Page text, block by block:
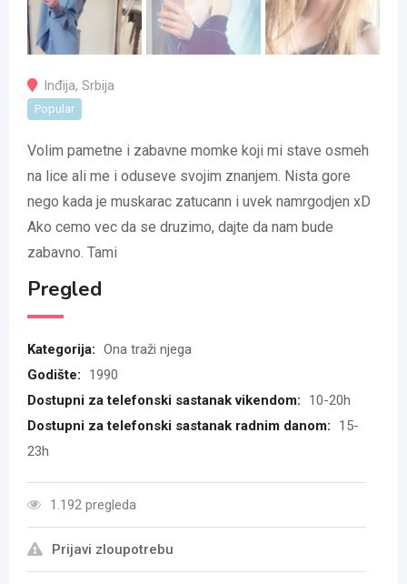
Inđija, Srbija
Popular
Volim pametne i zabavne momke koji mi stave osmeh
na lice ali me i oduseve svojim znanjem. Nista gore
nego kada je muskarac zatucann i uvek namrgodjen xD
Ako cemo vec da se druzimo, dajte da nam bude
zabavno. Tami
Pregled
Kategorija: Ona traži njega
Godište:
1990
Dostupni za telefonski sastanak vikendom:
10-20h
Dostupni za telefonski sastanak radnim danom:
15-
23h
1.192 pregleda
Prijavi zloupotrebu